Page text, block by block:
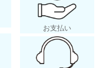
お支払い